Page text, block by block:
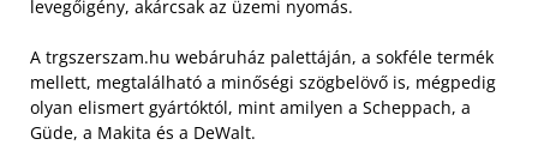
levegőigény, akárcsak az üzemi nyomás.
A trgszerszam.hu webáruház palettáján, a sokféle termék
mellett, megtalálható a minőségi szögbelövő is, mégpedig
olyan elismert gyártóktól, mint amilyen a Scheppach, a
Güde, a Makita és a DeWalt.